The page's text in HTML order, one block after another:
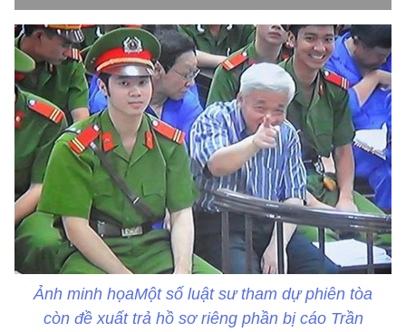
Ảnh minh họaMột số luật sư tham dự phiên tòa
còn đề xuất trả hồ sơ riêng phần bị cáo Trần